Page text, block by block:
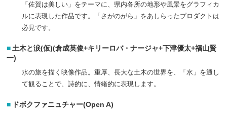
「佐賀は美しい」をテーマに、県内各所の地形や風景をグラフィカ
ルに表現した作品です。「さがのがら」をあしらったプロダクトは
必見です。
土木と涙(仮)(倉成英俊+キリーロバ・ナージャ+下津優太+福山賢
一)
水の旅を描く映像作品。重厚、長大な土木の世界を、「水」を通し
て観ることで、詩的に、情緒的に表現します。
ドボクファニュチャー(Open A)